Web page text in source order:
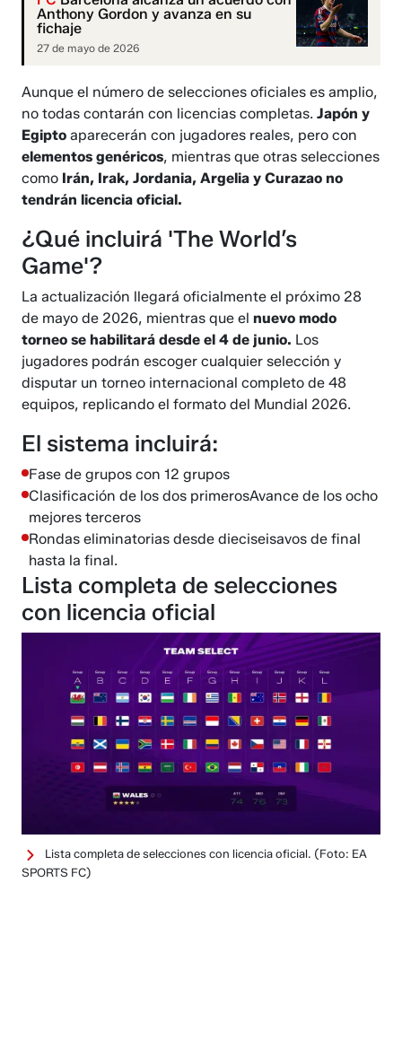
Anthony Gordon y avanza en su
fichaje
27 de mayo de 2026
Aunque el número de selecciones oficiales es amplio,
no todas contarán con licencias completas.Japón y
Egipto aparecerán con jugadores reales, pero con
elementos genéricos, mientras que otras selecciones
como Irán, Irak, Jordania, Argelia y Curazao no
tendrán licencia oficial.
¿Qué incluirá 'The World’s
Game'?
La actualización llegará oficialmente el próximo 28
de mayo de 2026, mientras que elnuevo modo
torneo se habilitará desde el 4 de junio. Los
jugadores podrán escoger cualquier selección y
disputar un torneo internacional completo de 48
equipos, replicando el formato del Mundial 2026.
El sistema incluirá:
Fase de grupos con 12 grupos
Clasificación de los dos primerosAvance de los ocho
mejores terceros
Rondas eliminatorias desde dieciseisavos de final
hasta la final.
Lista completa de selecciones
con licencia oficial
Lista completa de selecciones con licencia oficial. (Foto: EA
SPORTS FC)